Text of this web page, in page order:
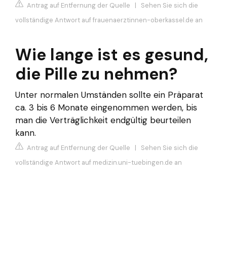
Antrag auf Entfernung der Quelle | Sehen Sie sich die
vollständige Antwort auf frauenaerztinnen-oberkassel.de an
Wie lange ist es gesund,
die Pille zu nehmen?
Unter normalen Umständen sollte ein Präparat
ca. 3 bis 6 Monate eingenommen werden, bis
man die Verträglichkeit endgültig beurteilen
kann.
Antrag auf Entfernung der Quelle | Sehen Sie sich die
vollständige Antwort auf medizin.uni-tuebingen.de an